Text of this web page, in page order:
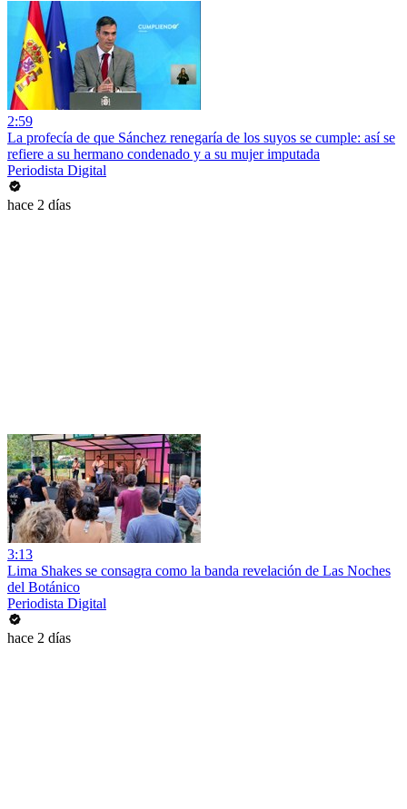
2:59
La profecía de que Sánchez renegaría de los suyos se cumple: así se
refiere a su hermano condenado y a su mujer imputada
Periodista Digital
hace 2 días
3:13
Lima Shakes se consagra como la banda revelación de Las Noches
del Botánico
Periodista Digital
hace 2 días